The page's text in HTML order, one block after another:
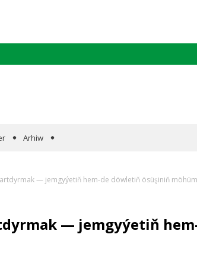
Arhiw
artdyrmak — jemgyýetiň hem-de döwletiň ösüşiniň
— jemgyýetiň